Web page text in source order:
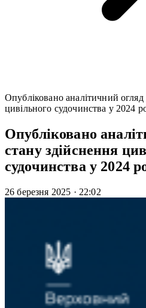
Опубліковано аналітичний огляд
цивільного судочинства у 2024
Опубліковано
стану здійснення
судочинства у 2024
26 березня 2025 · 22:02